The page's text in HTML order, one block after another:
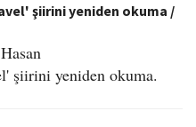
şiirini yeniden okuma /
şiirini yeniden okuma.